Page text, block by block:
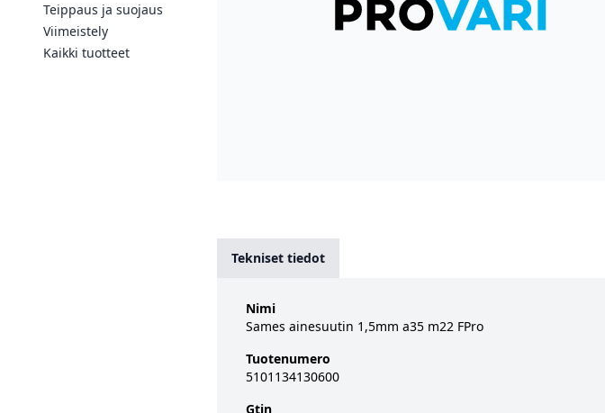
Teippaus ja suojaus
Viimeistely
Kaikki tuotteet
Tekniset tiedot
Nimi
Sames ainesuutin 1,5mm a35 m22 FPro
Tuotenumero
5101134130600
Gtin